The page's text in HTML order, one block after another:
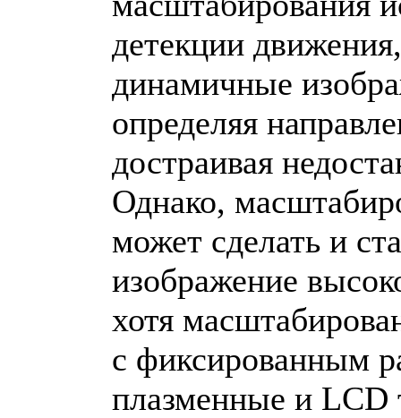
детекции
динамичные
определяя
достраивая
Однако,
может сделать и
изображение
хотя
с фиксированным
плазменные и LCD